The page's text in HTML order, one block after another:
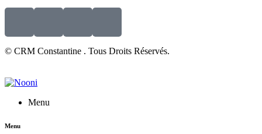
© CRM Constantine . Tous Droits Réservés.
Menu
Menu